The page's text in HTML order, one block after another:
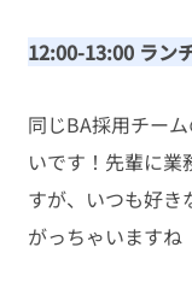
12:00-13:00 ラン
同じBA採用チー
いです！先輩に業
すが、いつも好き
がっちゃいますね